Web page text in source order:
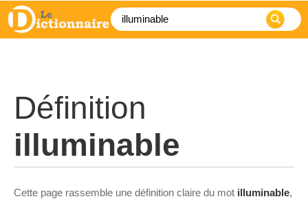
Définition
illuminable
Cette page rassemble une définition claire du mot illuminable,